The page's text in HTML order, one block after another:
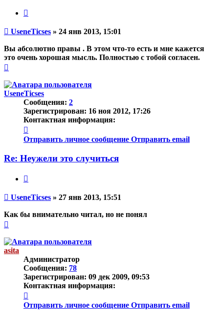
Непрочитанное
UseneTicses » 24 янв 2013, 15:01
Вы абсолютно правы . В этом что-то есть и мне кажется
это очень хорошая мысль. Полностью с тобой согласен.
началу
UseneTicses
Сообщения: 2
Зарегистрирован: 16 ноя 2012, 17:26
Контактная информация:
информация
пользователя
Отправить личное сообщение Отправить email
Re: Неужели это случиться
Непрочитанное
UseneTicses » 27 янв 2013, 15:51
Как бы внимательно читал, но не понял
началу
asita
Администратор
Сообщения: 78
Зарегистрирован: 09 дек 2009, 09:53
Контактная информация:
информация
пользователя
Отправить личное сообщение Отправить email